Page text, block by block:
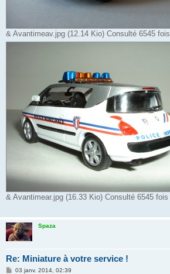
& Avantimeav.jpg (12.14 Kio) Consulté 6545 fois
& Avantimear.jpg (16.33 Kio) Consulté 6545 fois
Spaza
Re: Miniature à votre service !
M03 janv. 2014, 02:39